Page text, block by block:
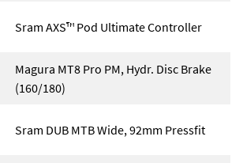
Sram AXS™ Pod Ultimate Controller
Magura MT8 Pro PM, Hydr. Disc Brake
(160/180)
Sram DUB MTB Wide, 92mm Pressfit